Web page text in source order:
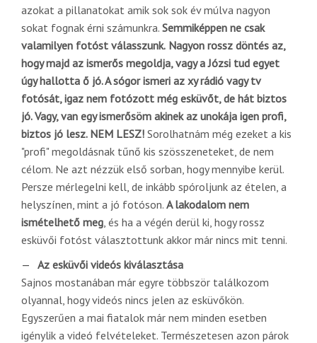
azokat a pillanatokat amik sok sok év múlva nagyon
sokat fognak érni számunkra. Semmiképpen ne csak
valamilyen fotóst válasszunk. Nagyon rossz döntés az,
hogy majd az ismerős megoldja, vagy a Józsi tud egyet
úgy hallotta ő jó. A sógor ismeri az xy rádió vagy tv
fotósát, igaz nem fotózott még esküvőt, de hát biztos
jó. Vagy, van egy ismerősöm akinek az unokája igen profi,
biztos jó lesz. NEM LESZ! Sorolhatnám még ezeket a kis
"profi" megoldásnak tűnő kis szösszeneteket, de nem
célom. Ne azt nézzük első sorban, hogy mennyibe kerül.
Persze mérlegelni kell, de inkább spóroljunk az ételen, a
helyszínen, mint a jó fotóson. A lakodalom nem
ismételhető meg , és ha a végén derül ki, hogy rossz
esküvői fotóst választottunk akkor már nincs mit tenni.
Az esküvői videós kiválasztása
Sajnos mostanában már egyre többször találkozom
olyannal, hogy videós nincs jelen az esküvőkön.
Egyszerűen a mai fiatalok már nem minden esetben
igénylik a videó felvételeket. Természetesen azon párok